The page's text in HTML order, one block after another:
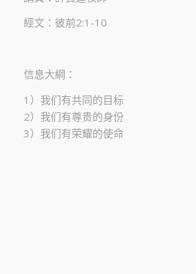
經文：彼前2:1-10
信息大綱：
1）我们有共同的目标
2）我们有尊贵的身份
3）我们有荣耀的使命